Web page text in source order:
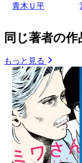
青木Ｕ平
同じ著者の作
もっと見る